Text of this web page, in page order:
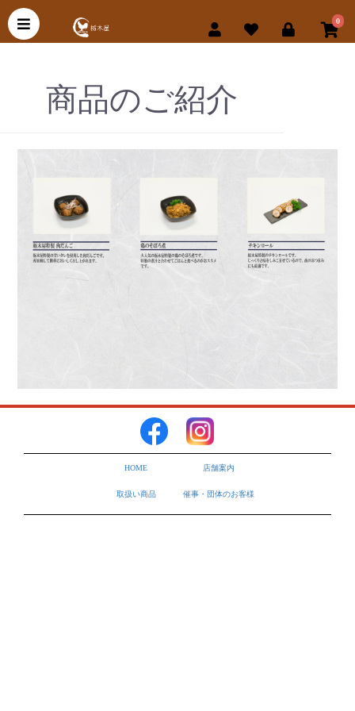
0
商品のご紹介
HOME 店舗案内
取扱い商品 催事・団体のお客様